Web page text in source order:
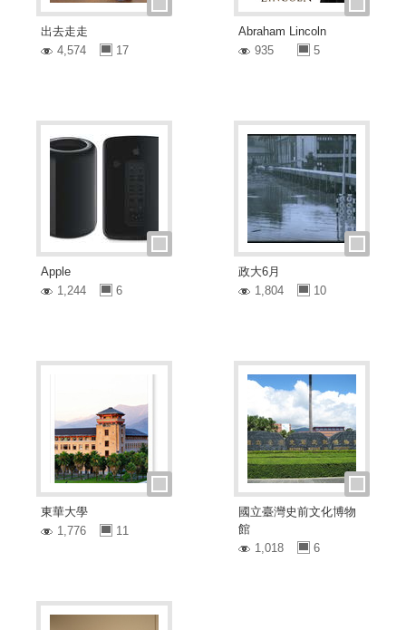
出去走走
4,574
17
Abraham Lincoln
935
5
Apple
1,244
6
政大6月
1,804
10
東華大學
1,776
11
國立臺灣史前文化博物
館
1,018
6